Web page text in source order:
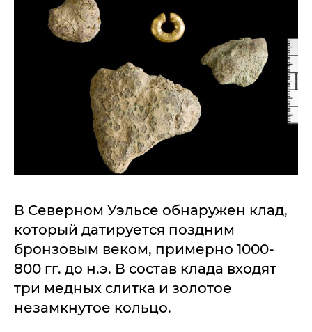
В Северном Уэльсе обнаружен клад,
который датируется поздним
бронзовым веком, примерно 1000-
800 гг. до н.э. В состав клада входят
три медных слитка и золотое
незамкнутое кольцо.